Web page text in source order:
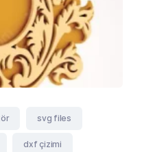
svg files
dxf çizimi